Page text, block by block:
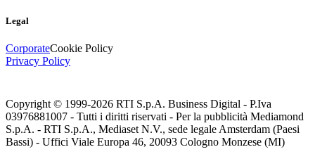
Legal
CorporateCookie Policy
Privacy Policy
Copyright © 1999-2026 RTI S.p.A. Business Digital - P.Iva
03976881007 - Tutti i diritti riservati - Per la pubblicità Mediamond
S.p.A. - RTI S.p.A., Mediaset N.V., sede legale Amsterdam (Paesi
Bassi) - Uffici Viale Europa 46, 20093 Cologno Monzese (MI)